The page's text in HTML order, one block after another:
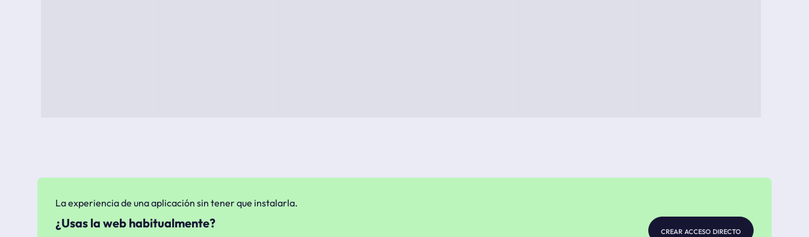
La experiencia de una aplicación sin tener que instalarla.
¿Usas la web habitualmente? crear acceso directo